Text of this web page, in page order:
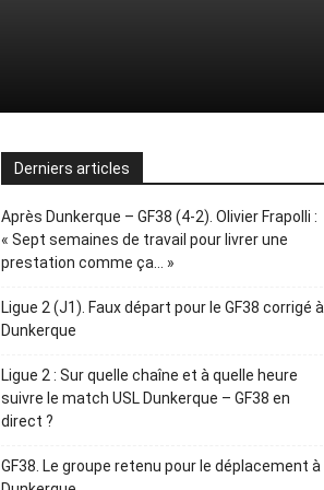
Derniers articles
Après Dunkerque – GF38 (4-2). Olivier Frapolli :
« Sept semaines de travail pour livrer une
prestation comme ça… »
Ligue 2 (J1). Faux départ pour le GF38 corrigé à
Dunkerque
Ligue 2 : Sur quelle chaîne et à quelle heure
suivre le match USL Dunkerque – GF38 en
direct ?
GF38. Le groupe retenu pour le déplacement à